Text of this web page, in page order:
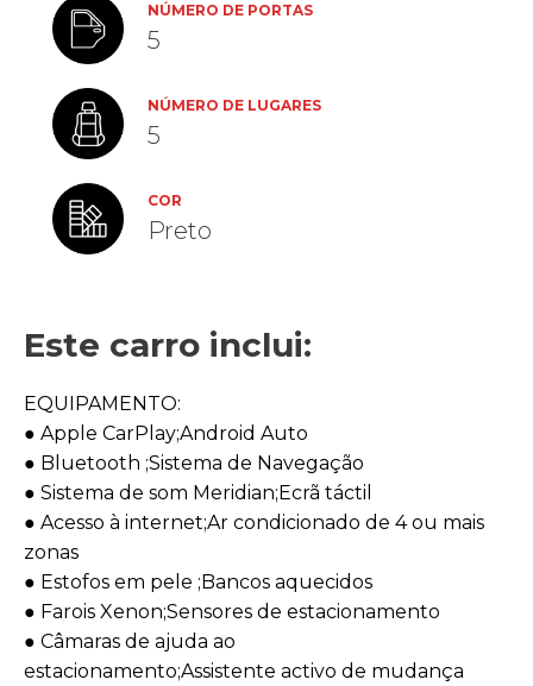
NÚMERO DE PORTAS
5
NÚMERO DE LUGARES
5
COR
Preto
Este carro inclui:
EQUIPAMENTO:
● Apple CarPlay;Android Auto
● Bluetooth ;Sistema de Navegação
● Sistema de som Meridian;Ecrã táctil
● Acesso à internet;Ar condicionado de 4 ou mais
zonas
● Estofos em pele ;Bancos aquecidos
● Farois Xenon;Sensores de estacionamento
● Câmaras de ajuda ao
estacionamento;Assistente activo de mudança